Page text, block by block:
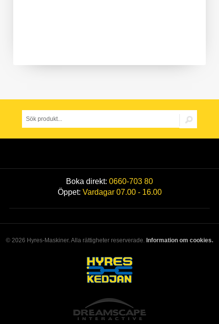
Boka direkt: 0660-703 80
Öppet: Vardagar 07.00 - 16.00
© 2026 Hyres-Maskiner. Alla rättigheter reserverade. Information om cookies.